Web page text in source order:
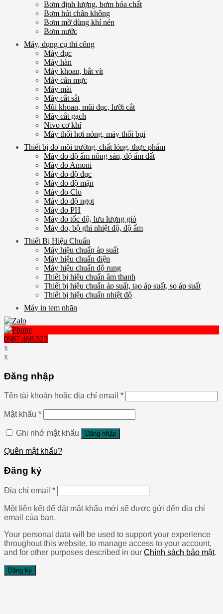
Bơm định lượng, bơm hóa chất
Bơm hút chân không
Bơm mỡ dùng khí nén
Bơm nước
Máy, dụng cụ thi công
Máy đục
Máy hàn
Máy khoan, bắt vít
Máy cân mực
Máy mài
Máy cắt sắt
Mũi khoan, mũi đục, lưỡi cắt
Máy cắt gạch
Nivo cơ khí
Máy thổi hơi nóng, máy thổi bụi
Thiết bị đo môi trường, chất lỏng, thực phẩm
Máy đo độ ẩm nông sản, độ ẩm đất
Máy đo Amoni
Máy đo độ đục
Máy đo độ mặn
Máy đo Clo
Máy đo độ ngọt
Máy đo PH
Máy đo tốc độ, lưu lượng gió
Máy đo, bộ ghi nhiệt độ, độ ẩm
Thiết Bị Hiệu Chuẩn
Máy hiệu chuẩn áp suất
Máy hiệu chuẩn điện
Máy hiệu chuẩn độ rung
Thiết bị hiệu chuẩn âm thanh
Thiết bị hiệu chuẩn áp suất, tạo áp suất, so áp suất
Thiết bị hiệu chuẩn nhiệt độ
Máy in tem nhãn
0987.468.523
x
x
Đăng nhập
Tên tài khoản hoặc địa chỉ email *
Mật khẩu *
Ghi nhớ mật khẩu Đăng nhập
Quên mật khẩu?
Đăng ký
Địa chỉ email *
Một liên kết để đặt mật khẩu mới sẽ được gửi đến địa chỉ
email của bạn.
Your personal data will be used to support your experience
throughout this website, to manage access to your account,
and for other purposes described in our Chính sách bảo mật.
Đăng ký